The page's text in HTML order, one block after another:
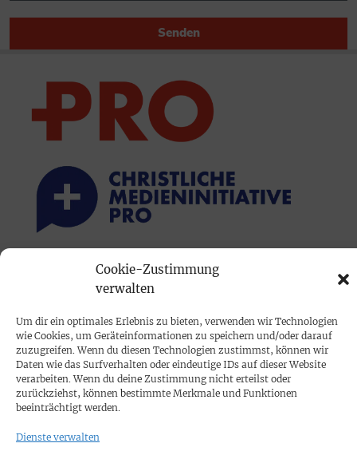
Cookie-Zustimmung
verwalten
Um dir ein optimales Erlebnis zu bieten, verwenden wir Technologien
wie Cookies, um Geräteinformationen zu speichern und/oder darauf
zuzugreifen. Wenn du diesen Technologien zustimmst, können wir
Daten wie das Surfverhalten oder eindeutige IDs auf dieser Website
verarbeiten. Wenn du deine Zustimmung nicht erteilst oder
zurückziehst, können bestimmte Merkmale und Funktionen
beeinträchtigt werden.
Dienste verwalten
Senden
PRINTAUSGABE
PROKOMPAKT
Impressum
SPENDEN
Datenschutz